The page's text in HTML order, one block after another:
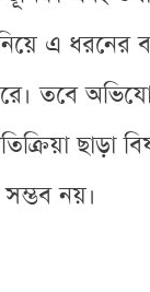
এ ধরনের
তবে
ছাড়া
সম্ভব নয়।